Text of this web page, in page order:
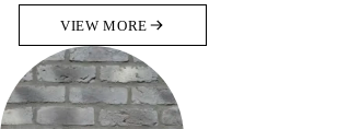
VIEW MORE